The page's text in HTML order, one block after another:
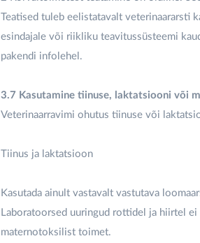
Teatised tuleb eelistatavalt veterinaararsti
esindajale või riikliku teavitussüsteemi
pakendi infolehel.
3.7 Kasutamine tiinuse, laktatsiooni või
Veterinaarravimi ohutus tiinuse või
Tiinus ja laktatsioon
Kasutada ainult vastavalt vastutava
Laboratoorsed uuringud rottidel ja hiirtel
maternotoksilist toimet.